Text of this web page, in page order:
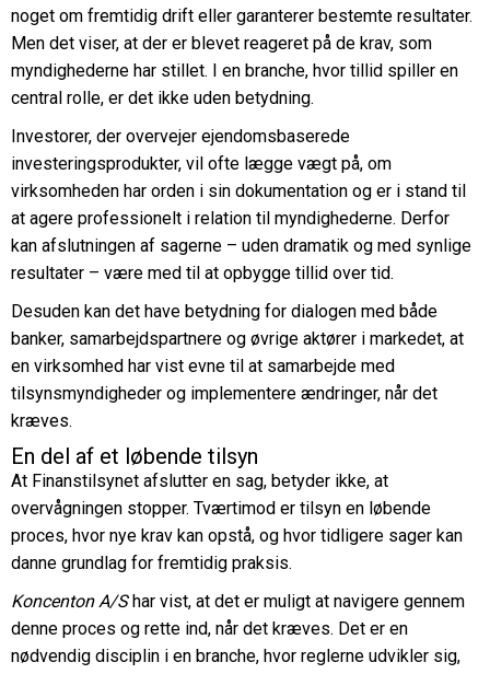
noget om fremtidig drift eller garanterer bestemte resultater.
Men det viser, at der er blevet reageret på de krav, som
myndighederne har stillet. I en branche, hvor tillid spiller en
central rolle, er det ikke uden betydning.
Investorer, der overvejer ejendomsbaserede
investeringsprodukter, vil ofte lægge vægt på, om
virksomheden har orden i sin dokumentation og er i stand til
at agere professionelt i relation til myndighederne. Derfor
kan afslutningen af sagerne – uden dramatik og med synlige
resultater – være med til at opbygge tillid over tid.
Desuden kan det have betydning for dialogen med både
banker, samarbejdspartnere og øvrige aktører i markedet, at
en virksomhed har vist evne til at samarbejde med
tilsynsmyndigheder og implementere ændringer, når det
kræves.
En del af et løbende tilsyn
At Finanstilsynet afslutter en sag, betyder ikke, at
overvågningen stopper. Tværtimod er tilsyn en løbende
proces, hvor nye krav kan opstå, og hvor tidligere sager kan
danne grundlag for fremtidig praksis.
Koncenton A/Shar vist, at det er muligt at navigere gennem
denne proces og rette ind, når det kræves. Det er en
nødvendig disciplin i en branche, hvor reglerne udvikler sig,